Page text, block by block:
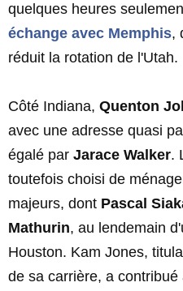
quelques heures
échange avec Memphis,
réduit la rotation de l'Utah.
Côté Indiana, Quenton
avec une adresse quasi
égalé par Jarace Walker.
toutefois choisi de
majeurs, dont Pascal
Mathurin, au lendemain
Houston. Kam Jones,
de sa carrière, a contribué